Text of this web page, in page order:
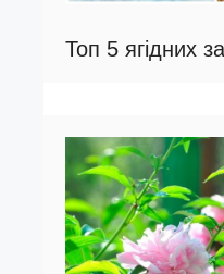
Топ 5 ягідних